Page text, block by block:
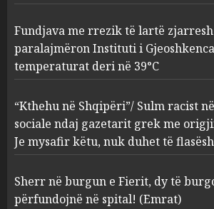
3
Sherr në
burgosur
AUGUST 8, 2026
zjarri një 38-
flagrancë
Fundjava me rrezik të lartë
paralajmëron Instituti i
temperaturat deri në 39°C
“Kthehu në Shqipëri”/ Sulm racist
sociale ndaj gazetarit grek me
Je mysafir këtu, nuk duhet të
Sherr në burgun e Fierit, dy të
përfundojnë në spital! (Emrat)